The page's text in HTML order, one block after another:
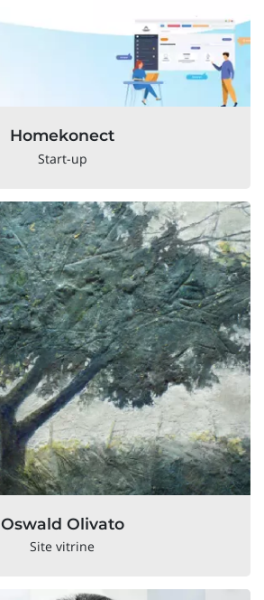
Homekonect
Start-up
Oswald Olivato
Site vitrine